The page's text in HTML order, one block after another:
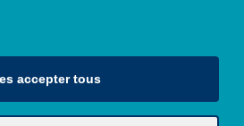
accepter tous